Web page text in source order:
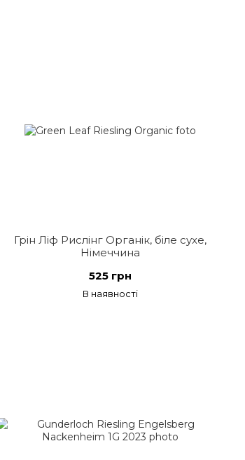
Грін Ліф Рислінг Органік, біле сухе,
Німеччина
525 грн
В наявності